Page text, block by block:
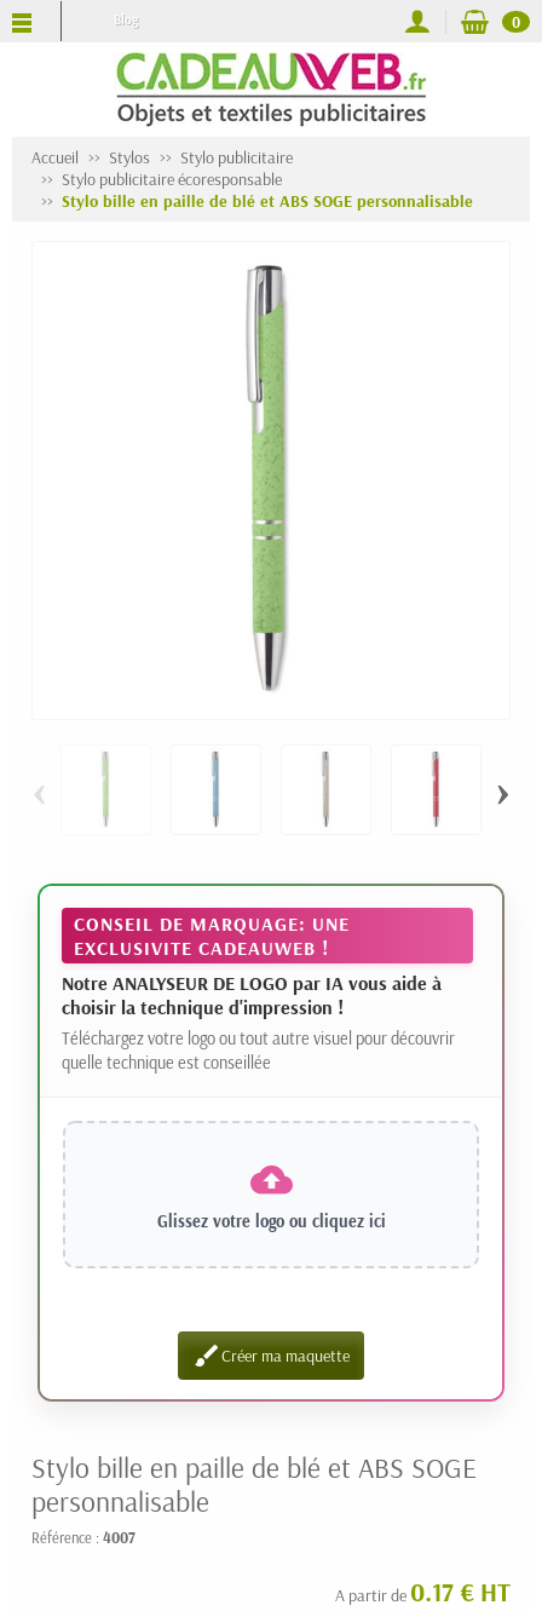
Blog 0
Accueil Stylos
Stylo publicitaire
Stylo publicitaire écoresponsable
Stylo bille en paille de blé et ABS SOGE personnalisable
‹ ›
CONSEIL DE MARQUAGE: UNE
EXCLUSIVITE CADEAUWEB !
Notre ANALYSEUR DE LOGO par IA vous aide à
choisir la technique d'impression !
Téléchargez votre logo ou tout autre visuel pour découvrir
quelle technique est conseillée
Glissez votre logo ou cliquez ici
brushCréer ma maquette
Stylo bille en paille de blé et ABS SOGE
personnalisable
Référence : 4007
A partir de 0.17 € HT